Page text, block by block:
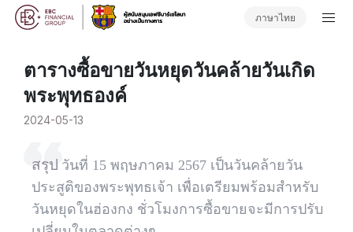
ภาษาไทย
ตารางซื้อขายวันหยุดวันคล้ายวันเกิด
พระพุทธองค์
2024-05-13
สรุป วันที่ 15 พฤษภาคม 2567 เป็นวันคล้ายวัน
ประสูติของพระพุทธเจ้า เพื่อเตรียมพร้อมสำหรับ
วันหยุดในฮ่องกง ชั่วโมงการซื้อขายจะมีการปรับ